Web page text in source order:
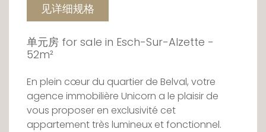
见详细规格
单元房 for sale in Esch-Sur-Alzette -
52m²
En plein cœur du quartier de Belval, votre
agence immobilière Unicorn a le plaisir de
vous proposer en exclusivité cet
appartement très lumineux et fonctionnel.